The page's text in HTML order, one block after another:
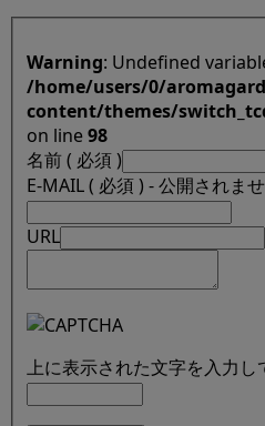
Warning : Undefined
/home/users/0/
content/themes/
on line98
名前 ( 必須 )
E-MAIL ( 必須 ) - 公開されま
URL
上に表示された文字を入力し